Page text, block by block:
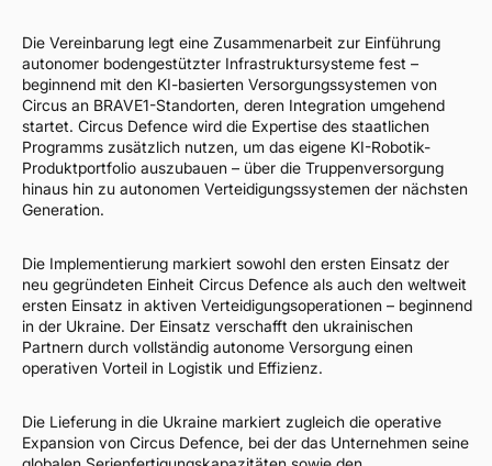
Die Vereinbarung legt eine Zusammenarbeit zur Einführung
autonomer bodengestützter Infrastruktursysteme fest –
beginnend mit den KI-basierten Versorgungssystemen von
Circus an BRAVE1-Standorten, deren Integration umgehend
startet. Circus Defence wird die Expertise des staatlichen
Programms zusätzlich nutzen, um das eigene KI-Robotik-
Produktportfolio auszubauen – über die Truppenversorgung
hinaus hin zu autonomen Verteidigungssystemen der nächsten
Generation.
Die Implementierung markiert sowohl den ersten Einsatz der
neu gegründeten Einheit Circus Defence als auch den weltweit
ersten Einsatz in aktiven Verteidigungsoperationen – beginnend
in der Ukraine. Der Einsatz verschafft den ukrainischen
Partnern durch vollständig autonome Versorgung einen
operativen Vorteil in Logistik und Effizienz.
Die Lieferung in die Ukraine markiert zugleich die operative
Expansion von Circus Defence, bei der das Unternehmen seine